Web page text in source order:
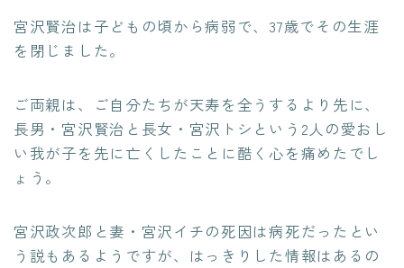
宮沢賢治は子どもの頃から病弱で、37歳でその生涯
を閉じました。
ご両親は、ご自分たちが天寿を全うするより先に、
長男・宮沢賢治と長女・宮沢トシという2人の愛おし
い我が子を先に亡くしたことに酷く心を痛めたでし
ょう。
宮沢政次郎と妻・宮沢イチの死因は病死だったとい
う説もあるようですが、はっきりした情報はあるの